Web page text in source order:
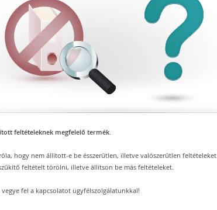
feltételeknek megfelelő termék.
hogy nem állított-e be ésszerűtlen, illetve valószerűtlen feltételeket.
feltételt törölni, illetve állítson be más feltételeket.
fel a kapcsolatot ügyfélszolgálatunkkal!